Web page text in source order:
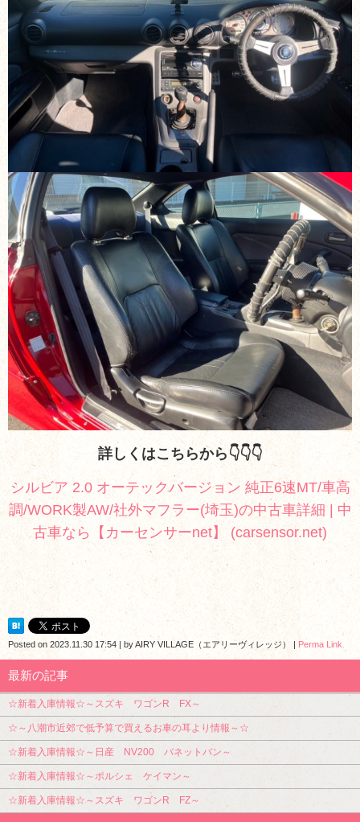
詳しくはこちらから👇👇👇
シルビア 2.0 オーテックバージョン 純正6速MT/車高
調/WORK製AW/社外マフラー(埼玉)の中古車詳細 | 中
古車なら【カーセンサーnet】 (carsensor.net)
Posted on 2023.11.30 17:54 byAIRY VILLAGE（エアリーヴィレッジ） Perma Link
最新の記事
☆新着入庫情報☆～スズキ ワゴンR FX～
☆～八潮市近郊で低予算で買えるお車の耳より情報～☆
☆新着入庫情報☆～日産 NV200 バネットバン～
☆新着入庫情報☆～ポルシェ ケイマン～
☆新着入庫情報☆～スズキ ワゴンR FZ～